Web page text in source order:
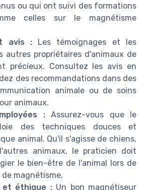
ou qui ont suivi des formations
celles sur le magnétisme
avis :Les témoignages et les
autres propriétaires d'animaux de
précieux. Consultez les avis en
des recommandations dans des
animale ou de soins
animaux.
:Assurez-vous que le
des techniques douces et
animal. Qu'il s'agisse de chiens,
animaux, le praticien doit
le bien-être de l'animal lors de
magnétisme.
et éthique :Un bon magnétiseur